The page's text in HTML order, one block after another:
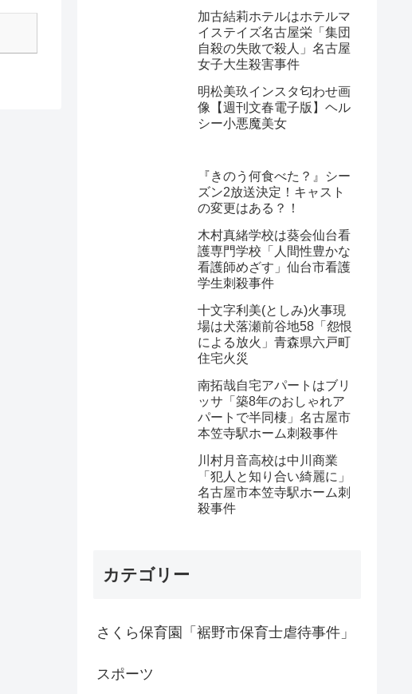
加古結莉ホテルはホテルマ
イステイズ名古屋栄「集団
自殺の失敗で殺人」名古屋
女子大生殺害事件
明松美玖インスタ匂わせ画
像【週刊文春電子版】ヘル
シー小悪魔美女
『きのう何食べた？』シー
ズン2放送決定！キャスト
の変更はある？！
木村真緒学校は葵会仙台看
護専門学校「人間性豊かな
看護師めざす」仙台市看護
学生刺殺事件
十文字利美(としみ)火事現
場は犬落瀬前谷地58「怨恨
による放火」青森県六戸町
住宅火災
南拓哉自宅アパートはブリ
ッサ「築8年のおしゃれア
パートで半同棲」名古屋市
本笠寺駅ホーム刺殺事件
川村月音高校は中川商業
「犯人と知り合い綺麗に」
名古屋市本笠寺駅ホーム刺
殺事件
カテゴリー
さくら保育園「裾野市保育士虐待事件」
スポーツ